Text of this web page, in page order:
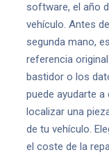
software, el año
vehículo. Antes
segunda mano,
referencia
bastidor o los
puede ayudarte
localizar una
de tu vehículo.
el coste de la